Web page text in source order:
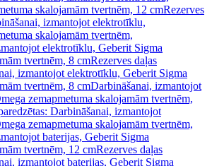
skalojamām tvertnēm, 12 cmRezerves
izmantojot elektrotīklu,
skalojamām tvertnēm,
elektrotīklu, Geberit Sigma
tvertnēm, 8 cmRezerves daļas
izmantojot elektrotīklu, Geberit Sigma
tvertnēm, 8 cmDarbināšanai, izmantojot
zemapmetuma skalojamām tvertnēm,
Darbināšanai, izmantojot
zemapmetuma skalojamām tvertnēm,
baterijas, Geberit Sigma
tvertnēm, 12 cmRezerves daļas
izmantojot baterijas, Geberit Sigma